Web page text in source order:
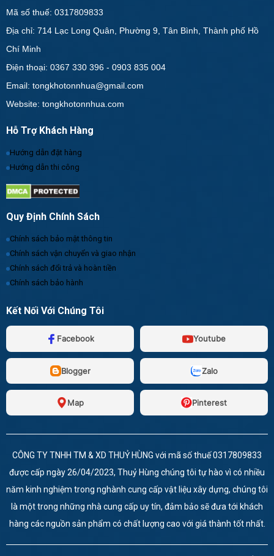
Mã số thuế: 0317809833
Địa chỉ: 714 Lạc Long Quân, Phường 9, Tân Bình, Thành phố Hồ
Chí Minh
Điện thoại: 0367 330 396 - 0903 835 004
Email: tongkhotonnhua@gmail.com
Website: tongkhotonnhua.com
Hỗ Trợ Khách Hàng
Hướng dẫn đặt hàng
Hướng dẫn thi công
Quy Định Chính Sách
Chính sách bảo mật thông tin
Chính sách vận chuyển và giao nhận
Chính sách đổi trả và hoàn tiền
Chính sách bảo hành
Kết Nối Với Chúng Tôi
Facebook Youtube
Blogger Zalo
Map Pinterest
CÔNG TY TNHH TM & XD THUỶ HÙNG với mã số thuế 0317809833
được cấp ngày 26/04/2023, Thuỷ Hùng chúng tôi tự hào vì có nhiều
năm kinh nghiệm trong nghành cung cấp vật liệu xây dựng, chúng tôi
là một trong những nhà cung cấp uy tín, đảm bảo sẽ đưa tới khách
hàng các nguồn sản phẩm có chất lượng cao với giá thành tốt nhất.